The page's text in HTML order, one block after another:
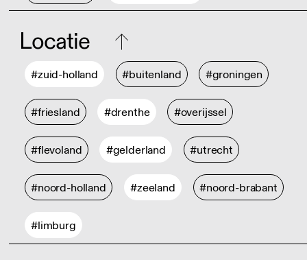
Locatie
#zuid-holland #buitenland #groningen
#friesland #drenthe #overijssel
#flevoland #gelderland #utrecht
#noord-holland #zeeland #noord-brabant
#limburg